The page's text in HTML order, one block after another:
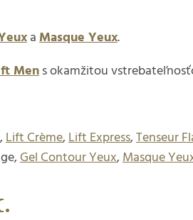
aMasque Yeux.
Mens okamžitou
,Lift Crème,Lift Express,Tenseur
Gel Contour Yeux,Masque